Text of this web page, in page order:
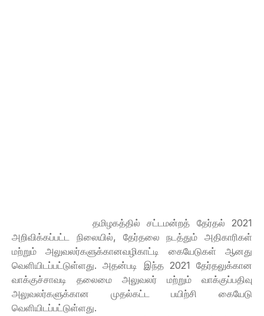
தமிழகத்தில் சட்டமன்றத் தேர்தல் 2021
அறிவிக்கப்பட்ட நிலையில், தேர்தலை நடத்தும் அதிகாரிகள்
மற்றும் அலுவலர்களுக்கானவழிகாட்டி கையேடுகள் ஆனது
வெளியிடப்பட்டுள்ளது. அதன்படி இந்த 2021 தேர்தலுக்கான
வாக்குச்சாவடி தலைமை அலுவலர் மற்றும் வாக்குப்பதிவு
அலுவலர்களுக்கான முதல்கட்ட பயிற்சி கையேடு
வெளியிடப்பட்டுள்ளது.